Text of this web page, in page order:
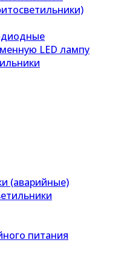
LED лампу
(аварийные)
питания